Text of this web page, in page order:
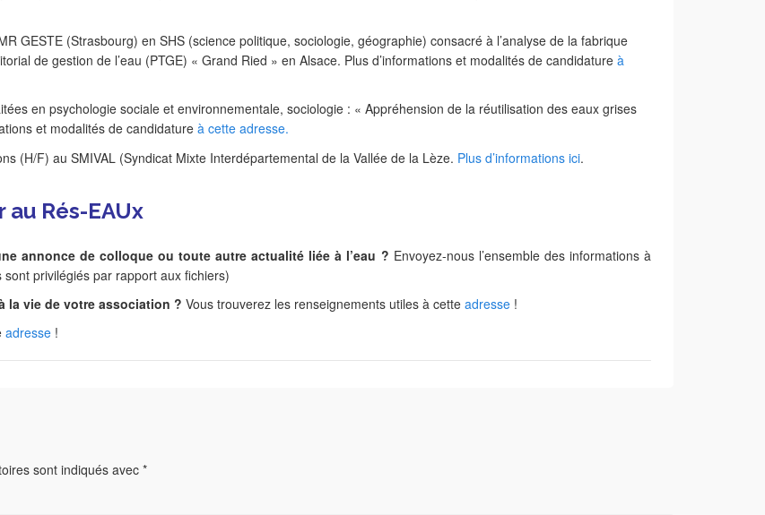
GESTE (Strasbourg) en SHS (science politique, sociologie, géographie) consacré à l’analyse de la fabrique
de gestion de l’eau (PTGE) « Grand Ried » en Alsace. Plus d’informations et modalités de candidature à
en psychologie sociale et environnementale, sociologie : « Appréhension de la réutilisation des eaux grises
et modalités de candidature à cette adresse.
(H/F) au SMIVAL (Syndicat Mixte Interdépartemental de la Vallée de la Lèze. Plus d’informations ici.
Rés-EAUx
annonce de colloque ou toute autre actualité liée à l’eau ? Envoyez-nous l’ensemble des informations à
privilégiés par rapport aux fichiers)
la vie de votre association ? Vous trouverez les renseignements utiles à cette adresse !
adresse !
sont indiqués avec*